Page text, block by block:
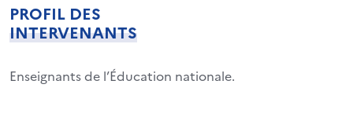
PROFIL DES
INTERVENANTS
Enseignants de l’Éducation nationale.